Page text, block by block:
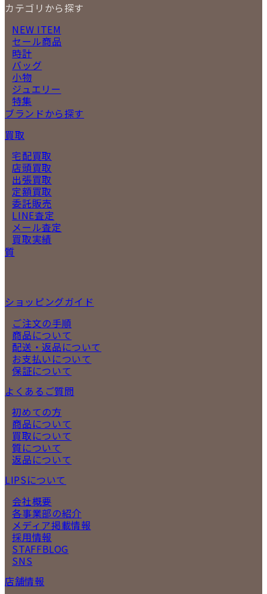
カテゴリから探す
NEW ITEM
セール商品
時計
バッグ
小物
ジュエリー
特集
ブランドから探す
買取
宅配買取
店頭買取
出張買取
定額買取
委託販売
LINE査定
メール査定
買取実績
質
ショッピングガイド
ご注文の手順
商品について
配送・返品について
お支払いについて
保証について
よくあるご質問
初めての方
商品について
買取について
質について
返品について
LIPSについて
会社概要
各事業部の紹介
メディア掲載情報
採用情報
STAFFBLOG
SNS
店舗情報